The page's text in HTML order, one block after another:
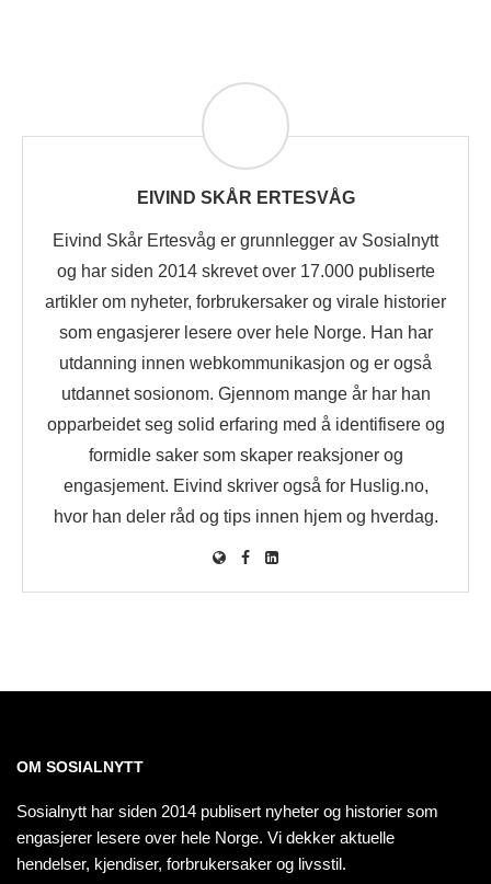
EIVIND SKÅR ERTESVÅG
Eivind Skår Ertesvåg er grunnlegger av Sosialnytt
og har siden 2014 skrevet over 17.000 publiserte
artikler om nyheter, forbrukersaker og virale historier
som engasjerer lesere over hele Norge. Han har
utdanning innen webkommunikasjon og er også
utdannet sosionom. Gjennom mange år har han
opparbeidet seg solid erfaring med å identifisere og
formidle saker som skaper reaksjoner og
engasjement. Eivind skriver også for Huslig.no,
hvor han deler råd og tips innen hjem og hverdag.
OM SOSIALNYTT
Sosialnytt har siden 2014 publisert nyheter og historier som
engasjerer lesere over hele Norge. Vi dekker aktuelle
hendelser, kjendiser, forbrukersaker og livsstil.